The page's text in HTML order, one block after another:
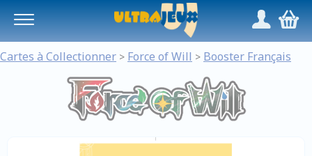
/,
Cartes à Collectionner > Force of Will > Booster Français